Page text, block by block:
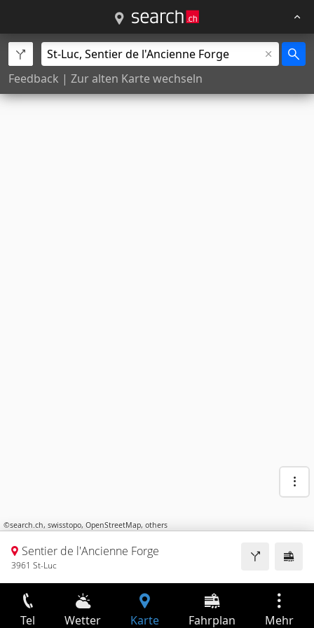
Feedback | Zur alten Karte wechseln
©search.ch, swisstopo, OpenStreetMap, others
Sentier de l'Ancienne Forge
3961 St-Luc
Tel Wetter Karte Fahrplan Mehr